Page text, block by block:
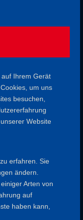
Ihrem Gerät
um uns
besuchen,
Website
erfahren. Sie
ändern.
Arten von
auf
haben kann,
(2-4
,WANDERN